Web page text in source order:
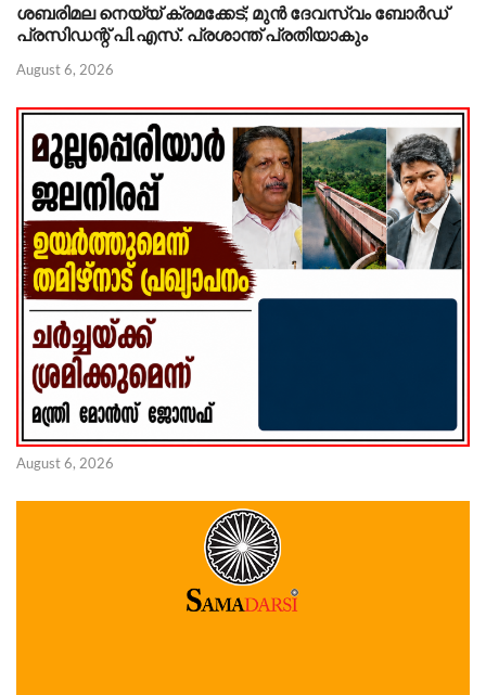
ശബരിമല നെയ്യ് ക്രമക്കേട്; മുൻ ദേവസ്വം ബോർഡ്
പ്രസിഡന്റ് പി.എസ്. പ്രശാന്ത് പ്രതിയാകും
August 6, 2026
August 6, 2026